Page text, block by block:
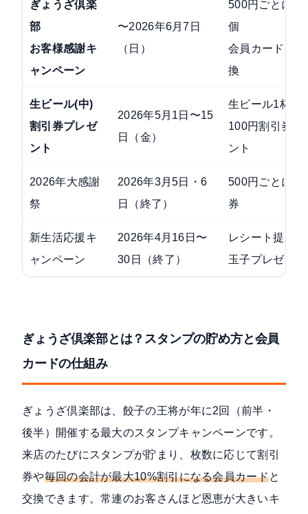
ぎょうざ倶楽
部
お客様感謝キ
ャンペーン
〜2026年6月7日
（日）
500円ごとにス
個
会員カード・
換
生ビール(中)
割引券プレゼ
ント
2026年5月1日〜15
日（金）
生ビール1杯に
100円割引券1
ント
2026年大感謝
祭
2026年3月5日・6
日（終了）
500円ごとに
券
新生活応援キ
ャンペーン
2026年4月16日〜
30日（終了）
レシート提示
玉子プレゼント
ぎょうざ倶楽部とは？スタンプの貯め方と会員
カードの仕組み
ぎょうざ倶楽部は、餃子の王将が年に2回（前半・
後半）開催する最大のスタンプキャンペーンです。
来店のたびにスタンプが貯まり、枚数に応じて割引
券や毎回の会計が最大10%割引になる会員カードと
交換できます。常連のお客さんほど恩恵が大きいキ